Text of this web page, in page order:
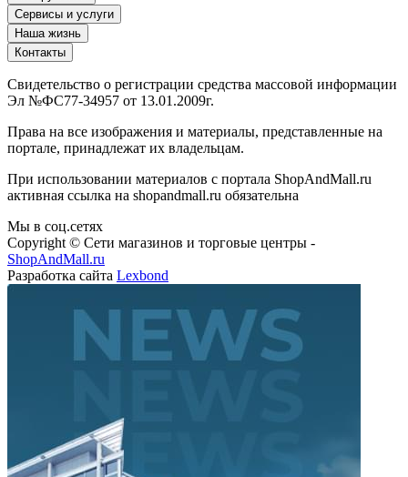
Сервисы и услуги
Наша жизнь
Контакты
Свидетельство о регистрации средства массовой информации
Эл №ФС77-34957 от 13.01.2009г.
Права на все изображения и материалы, представленные на
портале, принадлежат их владельцам.
При использовании материалов с портала ShopAndMall.ru
активная ссылка на shopandmall.ru обязательна
Мы в соц.сетях
Copyright © Сети магазинов и торговые центры -
ShopAndMall.ru
Разработка сайта Lexbond